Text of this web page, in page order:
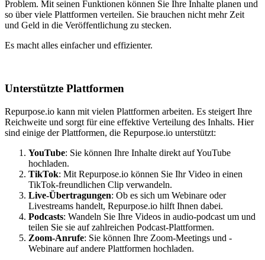
Problem. Mit seinen Funktionen können Sie Ihre Inhalte planen und
so über viele Plattformen verteilen. Sie brauchen nicht mehr Zeit
und Geld in die Veröffentlichung zu stecken.
Es macht alles einfacher und effizienter.
Unterstützte Plattformen
Repurpose.io kann mit vielen Plattformen arbeiten. Es steigert Ihre
Reichweite und sorgt für eine effektive Verteilung des Inhalts. Hier
sind einige der Plattformen, die Repurpose.io unterstützt:
YouTube: Sie können Ihre Inhalte direkt auf YouTube
hochladen.
TikTok: Mit Repurpose.io können Sie Ihr Video in einen
TikTok-freundlichen Clip verwandeln.
Live-Übertragungen: Ob es sich um Webinare oder
Livestreams handelt, Repurpose.io hilft Ihnen dabei.
Podcasts: Wandeln Sie Ihre Videos in audio-podcast um und
teilen Sie sie auf zahlreichen Podcast-Plattformen.
Zoom-Anrufe: Sie können Ihre Zoom-Meetings und -
Webinare auf andere Plattformen hochladen.